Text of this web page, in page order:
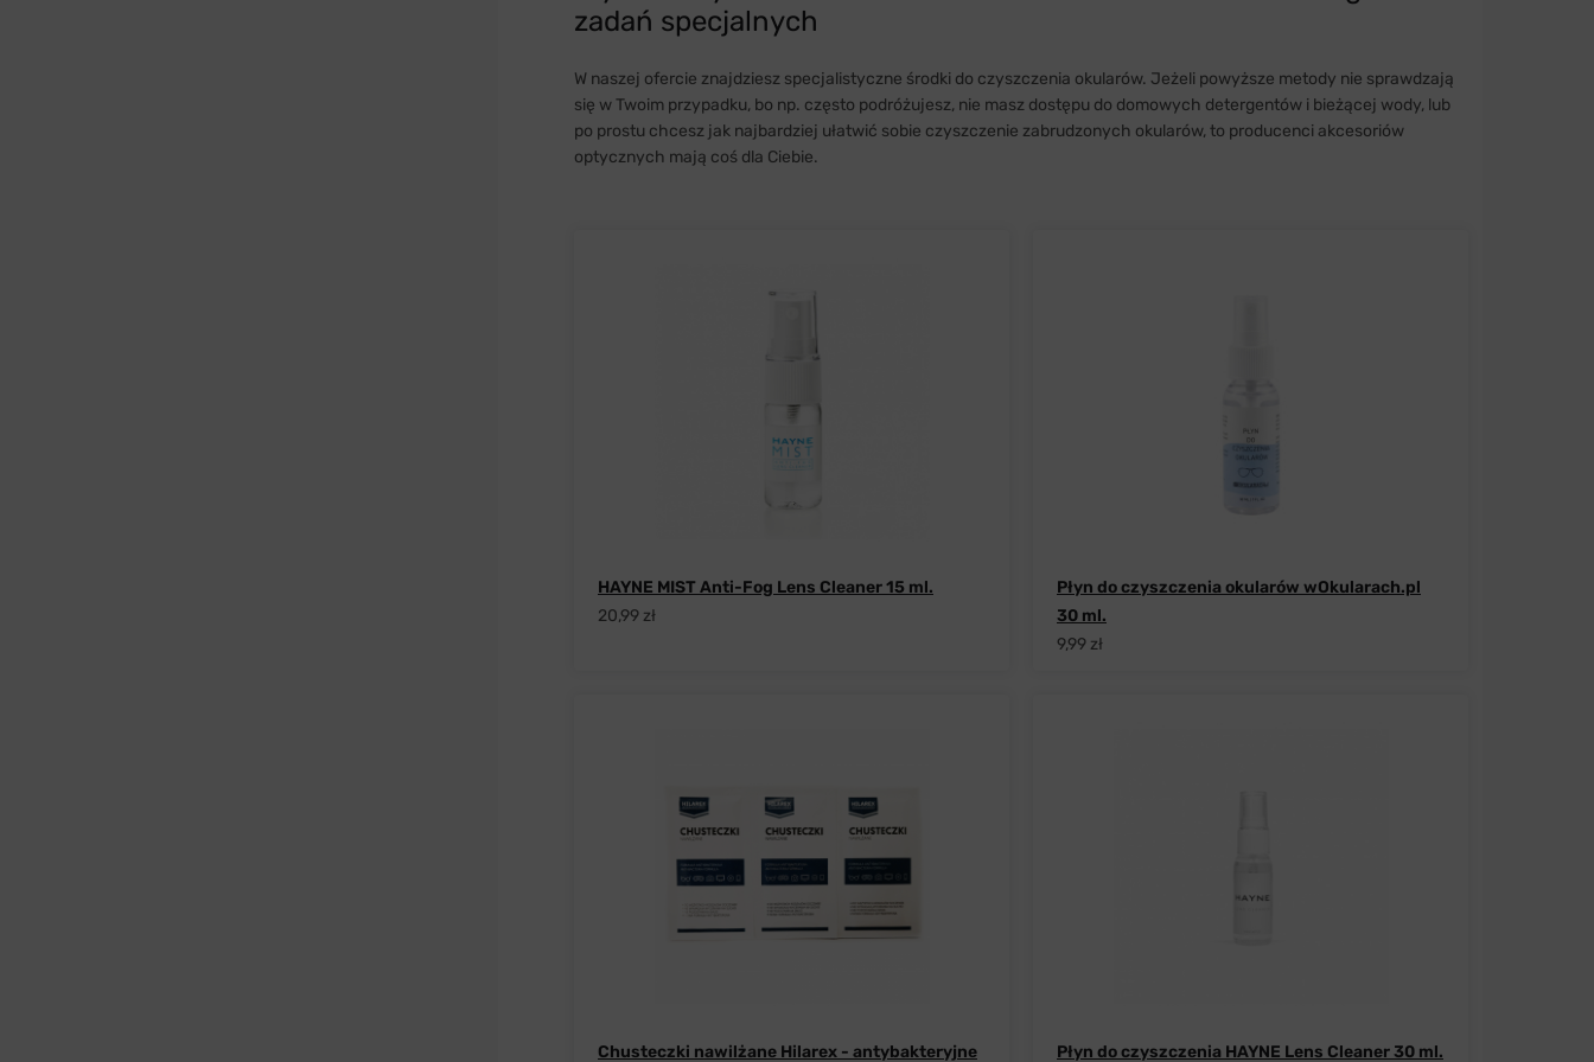
zadań specjalnych
W naszej ofercie znajdziesz specjalistyczne środki do czyszczenia okularów. Jeżeli powyższe metody nie sprawdzają
się w Twoim przypadku, bo np. często podróżujesz, nie masz dostępu do domowych detergentów i bieżącej wody, lub
po prostu chcesz jak najbardziej ułatwić sobie czyszczenie zabrudzonych okularów, to producenci akcesoriów
optycznych mają coś dla Ciebie.
HAYNE MIST Anti-Fog Lens Cleaner 15 ml.
20,99 zł
Płyn do czyszczenia okularów wOkularach.pl
30 ml.
9,99 zł
Chusteczki nawilżane Hilarex - antybakteryjne Płyn do czyszczenia HAYNE Lens Cleaner 30 ml.